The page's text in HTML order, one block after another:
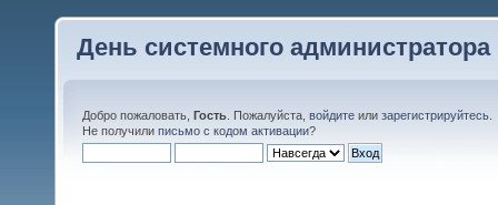
День системного администратора
Добро пожаловать, Гость . Пожалуйста, войдите или зарегистрируйтесь
Не получили письмо с кодом активации?